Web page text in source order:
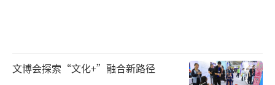
改”运作范式和交互式作品成为未来中国剧集
制播方面的可能性发展趋向，那么相关从业者
文博会探索“文化+”融合新路径